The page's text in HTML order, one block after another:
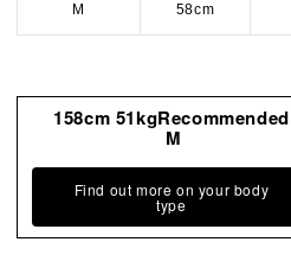
M 58cm
158cm 51kgRecommended
M
Find out more on your body
type